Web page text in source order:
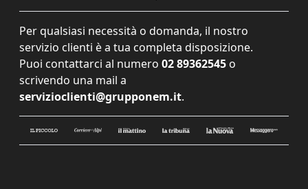
Per qualsiasi necessità o domanda, il nostro
servizio clienti è a tua completa disposizione.
Puoi contattarci al numero 02 89362545 o
scrivendo una mail a
servizioclienti@grupponem.it.